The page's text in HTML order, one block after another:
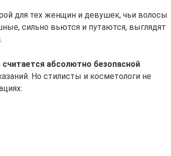
для тех женщин и девушек, чьи волосы
сильно вьются и путаются, выглядят
абсолютно безопасной
Но стилисты и косметологи не